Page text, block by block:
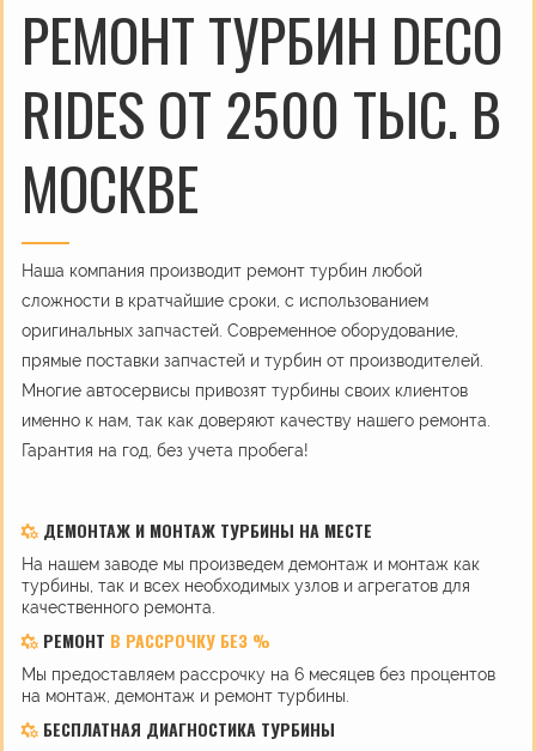
РЕМОНТ ТУРБИН DECO
RIDES ОТ 2500 ТЫС. В
МОСКВЕ
Наша компания производит ремонт турбин любой
сложности в кратчайшие сроки, с использованием
оригинальных запчастей. Современное оборудование,
прямые поставки запчастей и турбин от производителей.
Многие автосервисы привозят турбины своих клиентов
именно к нам, так как доверяют качеству нашего ремонта.
Гарантия на год, без учета пробега!
ДЕМОНТАЖ И МОНТАЖ ТУРБИНЫ НА МЕСТЕ
На нашем заводе мы произведем демонтаж и монтаж как
турбины, так и всех необходимых узлов и агрегатов для
качественного ремонта.
РЕМОНТ В РАССРОЧКУ БЕЗ %
Мы предоставляем рассрочку на 6 месяцев без процентов
на монтаж, демонтаж и ремонт турбины.
БЕСПЛАТНАЯ ДИАГНОСТИКА ТУРБИНЫ